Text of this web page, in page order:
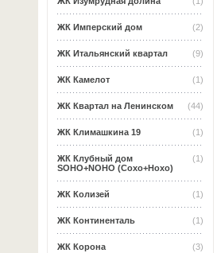
(2)
ЖК Имперский дом
(9)
ЖК Итальянский квартал
(1)
ЖК Камелот
(44)
ЖК Квартал на Ленинском
(1)
ЖК Климашкина 19
(1)
ЖК Клубный дом
SOHO+NOHO (Сохо+Нохо)
(1)
ЖК Колизей
(1)
ЖК Континенталь
(3)
ЖК Корона